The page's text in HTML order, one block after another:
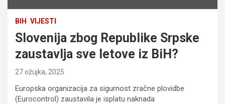
BIH VIJESTI
Slovenija zbog Republike Srpske
zaustavlja sve letove iz BiH?
27 ožujka, 2025
Europska organizacija za sigurnost zračne plovidbe
(Eurocontrol) zaustavila je isplatu naknada